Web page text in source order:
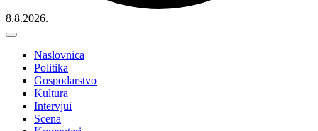
8.8.2026.
Naslovnica
Politika
Gospodarstvo
Kultura
Intervjui
Scena